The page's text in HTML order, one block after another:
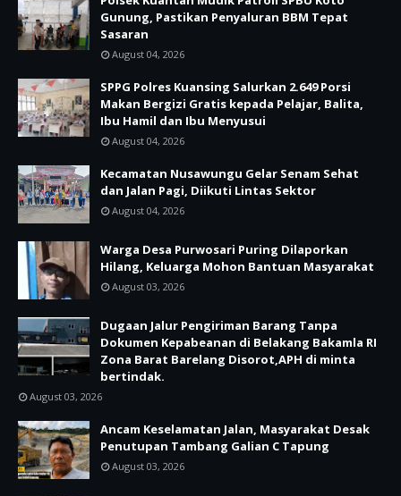
Gunung, Pastikan Penyaluran BBM Tepat
Sasaran
August 04, 2026
SPPG Polres Kuansing Salurkan 2.649 Porsi
Makan Bergizi Gratis kepada Pelajar, Balita,
Ibu Hamil dan Ibu Menyusui
August 04, 2026
Kecamatan Nusawungu Gelar Senam Sehat
dan Jalan Pagi, Diikuti Lintas Sektor
August 04, 2026
Warga Desa Purwosari Puring Dilaporkan
Hilang, Keluarga Mohon Bantuan Masyarakat
August 03, 2026
Dugaan Jalur Pengiriman Barang Tanpa
Dokumen Kepabeanan di Belakang Bakamla RI
Zona Barat Barelang Disorot,APH di minta
bertindak.
August 03, 2026
Ancam Keselamatan Jalan, Masyarakat Desak
Penutupan Tambang Galian C Tapung
August 03, 2026